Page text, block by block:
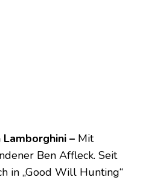
– Mit
Ben Affleck. Seit
in „Good Will Hunting“